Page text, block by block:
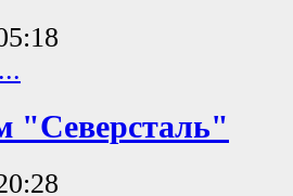
"Северсталь"